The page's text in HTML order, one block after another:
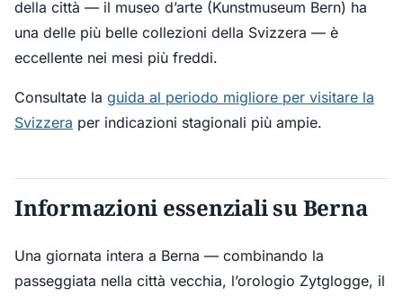
della città — il museo d’arte (Kunstmuseum Bern) ha
una delle più belle collezioni della Svizzera — è
eccellente nei mesi più freddi.
Consultate la guida al periodo migliore per visitare la
Svizzera per indicazioni stagionali più ampie.
Informazioni essenziali su Berna
Una giornata intera a Berna — combinando la
passeggiata nella città vecchia, l’orologio Zytglogge, il